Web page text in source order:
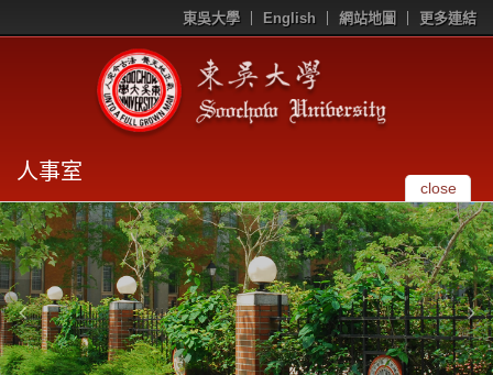
東吳大學 English 網站地圖 更多連結
人事室
close